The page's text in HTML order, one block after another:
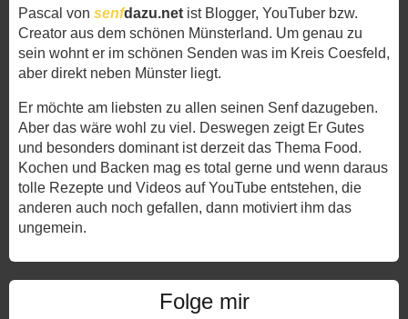
Pascal von senfdazu.net ist Blogger, YouTuber bzw.
Creator aus dem schönen Münsterland. Um genau zu
sein wohnt er im schönen Senden was im Kreis Coesfeld,
aber direkt neben Münster liegt.
Er möchte am liebsten zu allen seinen Senf dazugeben.
Aber das wäre wohl zu viel. Deswegen zeigt Er Gutes
und besonders dominant ist derzeit das Thema Food.
Kochen und Backen mag es total gerne und wenn daraus
tolle Rezepte und Videos auf YouTube entstehen, die
anderen auch noch gefallen, dann motiviert ihm das
ungemein.
Folge mir